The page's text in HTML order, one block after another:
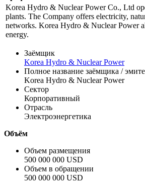
Информация по эмиссии
Профиль
Korea Hydro & Nuclear Power Co., Ltd
plants. The Company offers electricity,
networks. Korea Hydro & Nuclear Power
energy.
Заёмщик
Korea Hydro & Nuclear Power
Полное название заёмщика /
Korea Hydro & Nuclear Power
Сектор
Корпоративный
Электроэнергетика
Объём